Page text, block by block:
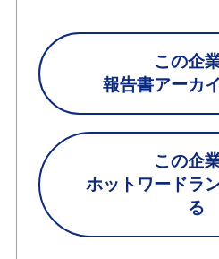
この企
報告書アーカ
この企
ホットワードラ
る